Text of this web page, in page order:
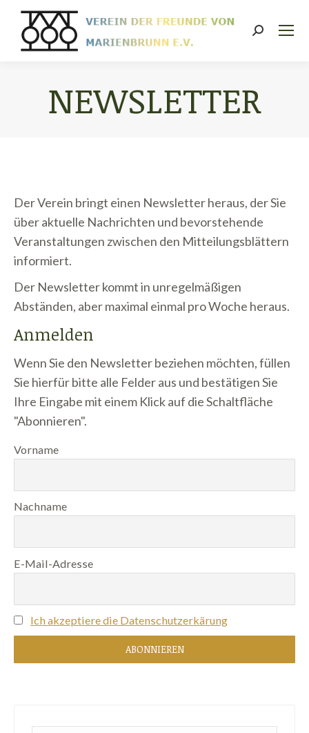
Search:
NEWSLETTER
Der Verein bringt einen Newsletter heraus, der Sie
über aktuelle Nachrichten und bevorstehende
Veranstaltungen zwischen den Mitteilungsblättern
informiert.
Der Newsletter kommt in unregelmäßigen
Abständen, aber maximal einmal pro Woche heraus.
Anmelden
Wenn Sie den Newsletter beziehen möchten, füllen
Sie hierfür bitte alle Felder aus und bestätigen Sie
Ihre Eingabe mit einem Klick auf die Schaltfläche
"Abonnieren".
Vorname
Nachname
E-Mail-Adresse
Ich akzeptiere die Datenschutzerkärung